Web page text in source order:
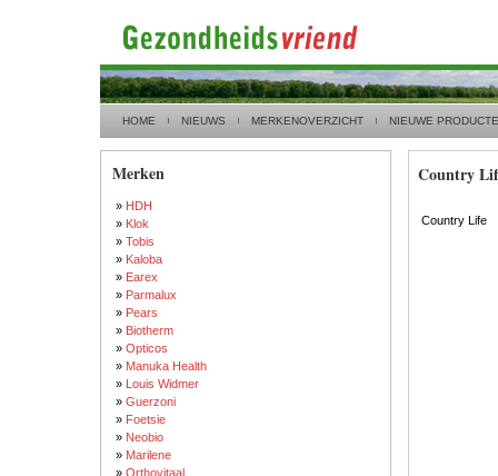
HOME NIEUWS MERKENOVERZICHT NIEUWE
Merken
» HDH
» Klok
» Tobis
» Kaloba
» Earex
» Parmalux
» Pears
» Biotherm
» Opticos
» Manuka Health
» Louis Widmer
» Guerzoni
» Foetsie
» Neobio
» Marilene
» Orthovitaal
Country
Country Life